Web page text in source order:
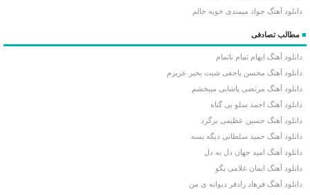
دانلود آهنگ جواد میمندی خوبه حالم
■ مطالب تصادفی
دانلود آهنگ ایهام تمام ناتمام
دانلود آهنگ محسن یاحقی شبت بخیر عزیزم
دانلود آهنگ مرتضی پاشایی میبخشم
دانلود آهنگ احمد سلو بی گناه
دانلود آهنگ حسین عظیمی برگرد
دانلود آهنگ حمید سلطانی دیگه بسه
دانلود آهنگ امید جهان دل به دل
دانلود آهنگ ایمان غلامی بگو
دانلود آهنگ فرهاد رادفر دیوانه ی من